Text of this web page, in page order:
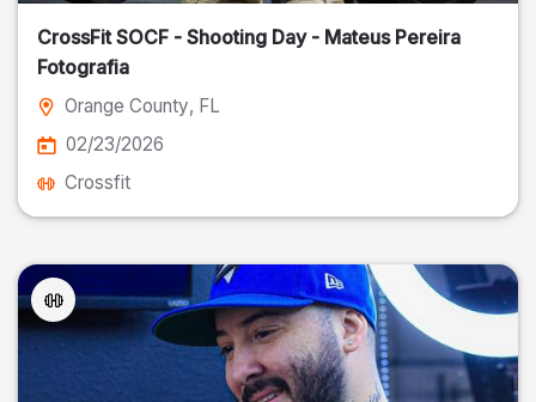
CrossFit SOCF - Shooting Day - Mateus Pereira
Fotografia
Orange County, FL
02/23/2026
Crossfit